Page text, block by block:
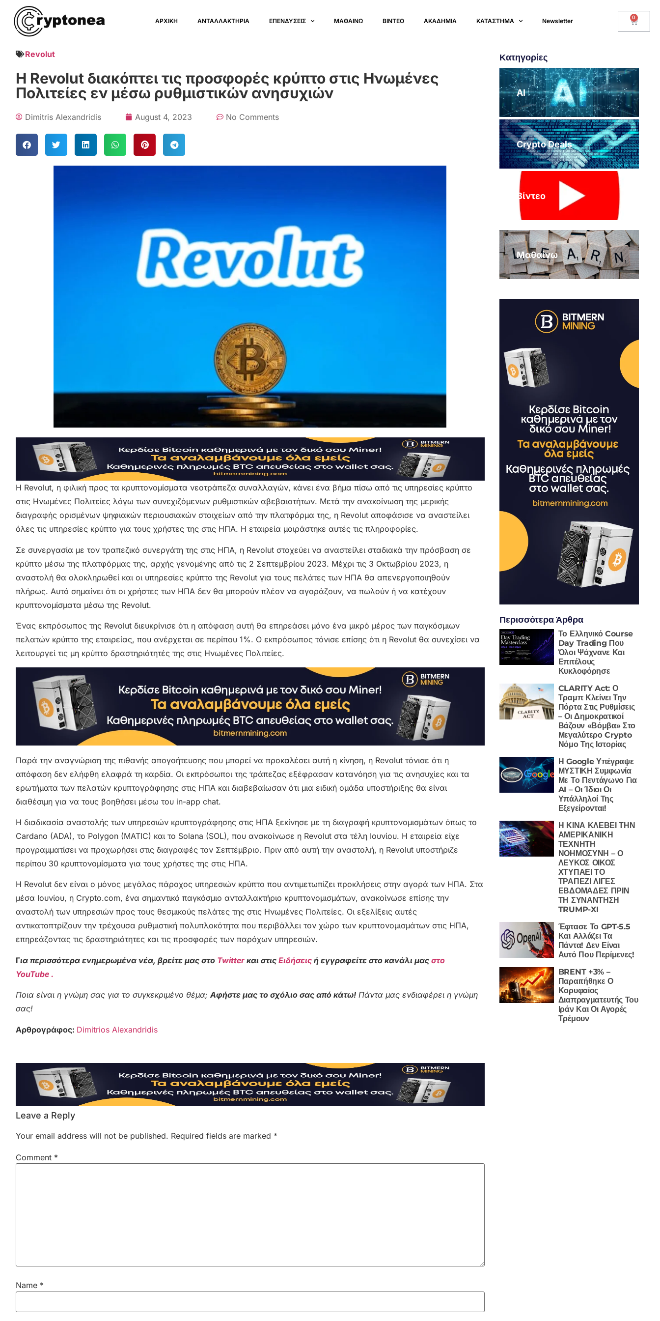
ΑΡΧΙΚΗ ΑΝΤΑΛΛΑΚΤΗΡΙΑ ΕΠΕΝΔΥΣΕΙΣ ΜΑΘΑΙΝΩ ΒΙΝΤΕΟ ΑΚΑΔΗΜΙΑ ΚΑΤΑΣΤΗΜΑ Newsletter 0
Revolut
Η Revolut διακόπτει τις προσφορές κρύπτο στις Ηνωμένες
Πολιτείες εν μέσω ρυθμιστικών ανησυχιών
Dimitris Alexandridis August 4, 2023 No Comments
Η Revolut, η φιλική προς τα κρυπτονομίσματα νεοτράπεζα συναλλαγών, κάνει ένα βήμα πίσω από τις υπηρεσίες κρύπτο
στις Ηνωμένες Πολιτείες λόγω των συνεχιζόμενων ρυθμιστικών αβεβαιοτήτων. Μετά την ανακοίνωση της μερικής
διαγραφής ορισμένων ψηφιακών περιουσιακών στοιχείων από την πλατφόρμα της, η Revolut αποφάσισε να αναστείλει
όλες τις υπηρεσίες κρύπτο για τους χρήστες της στις ΗΠΑ. Η εταιρεία μοιράστηκε αυτές τις πληροφορίες.
Σε συνεργασία με τον τραπεζικό συνεργάτη της στις ΗΠΑ, η Revolut στοχεύει να αναστείλει σταδιακά την πρόσβαση σε
κρύπτο μέσω της πλατφόρμας της, αρχής γενομένης από τις 2 Σεπτεμβρίου 2023. Μέχρι τις 3 Οκτωβρίου 2023, η
αναστολή θα ολοκληρωθεί και οι υπηρεσίες κρύπτο της Revolut για τους πελάτες των ΗΠΑ θα απενεργοποιηθούν
πλήρως. Αυτό σημαίνει ότι οι χρήστες των ΗΠΑ δεν θα μπορούν πλέον να αγοράζουν, να πωλούν ή να κατέχουν
κρυπτονομίσματα μέσω της Revolut.
Ένας εκπρόσωπος της Revolut διευκρίνισε ότι η απόφαση αυτή θα επηρεάσει μόνο ένα μικρό μέρος των παγκόσμιων
πελατών κρύπτο της εταιρείας, που ανέρχεται σε περίπου 1%. Ο εκπρόσωπος τόνισε επίσης ότι η Revolut θα συνεχίσει να
λειτουργεί τις μη κρύπτο δραστηριότητές της στις Ηνωμένες Πολιτείες.
Παρά την αναγνώριση της πιθανής απογοήτευσης που μπορεί να προκαλέσει αυτή η κίνηση, η Revolut τόνισε ότι η
απόφαση δεν ελήφθη ελαφρά τη καρδία. Οι εκπρόσωποι της τράπεζας εξέφρασαν κατανόηση για τις ανησυχίες και τα
ερωτήματα των πελατών κρυπτογράφησης στις ΗΠΑ και διαβεβαίωσαν ότι μια ειδική ομάδα υποστήριξης θα είναι
διαθέσιμη για να τους βοηθήσει μέσω του in-app chat.
Η διαδικασία αναστολής των υπηρεσιών κρυπτογράφησης στις ΗΠΑ ξεκίνησε με τη διαγραφή κρυπτονομισμάτων όπως το
Cardano (ADA), το Polygon (MATIC) και το Solana (SOL), που ανακοίνωσε η Revolut στα τέλη Ιουνίου. Η εταιρεία είχε
προγραμματίσει να προχωρήσει στις διαγραφές τον Σεπτέμβριο. Πριν από αυτή την αναστολή, η Revolut υποστήριζε
περίπου 30 κρυπτονομίσματα για τους χρήστες της στις ΗΠΑ.
Η Revolut δεν είναι ο μόνος μεγάλος πάροχος υπηρεσιών κρύπτο που αντιμετωπίζει προκλήσεις στην αγορά των ΗΠΑ. Στα
μέσα Ιουνίου, η Crypto.com, ένα σημαντικό παγκόσμιο ανταλλακτήριο κρυπτονομισμάτων, ανακοίνωσε επίσης την
αναστολή των υπηρεσιών προς τους θεσμικούς πελάτες της στις Ηνωμένες Πολιτείες. Οι εξελίξεις αυτές
αντικατοπτρίζουν την τρέχουσα ρυθμιστική πολυπλοκότητα που περιβάλλει τον χώρο των κρυπτονομισμάτων στις ΗΠΑ,
επηρεάζοντας τις δραστηριότητες και τις προσφορές των παρόχων υπηρεσιών.
Για περισσότερα ενημερωμένα νέα, βρείτε μας στο Twitter και στις Ειδήσεις ή εγγραφείτε στο κανάλι μας στο
YouTube .
Ποια είναι η γνώμη σας για το συγκεκριμένο θέμα;Αφήστε μας το σχόλιο σας από κάτω! Πάντα μας ενδιαφέρει η γνώμη
σας!
Αρθρογράφος: Dimitrios Alexandridis
Leave a Reply
Your email address will not be published. Required fields are marked *
Comment *
Name *
Κατηγορίες
AI
Crypto Deals
Βίντεο
Μαθαίνω
Περισσότερα Άρθρα
Το Ελληνικό Course
Day Trading Που
Όλοι Ψάχνανε Και
Επιτέλους
Κυκλοφόρησε
CLARITY Act: Ο
Τραμπ Κλείνει Την
Πόρτα Στις Ρυθμίσεις
– Οι Δημοκρατικοί
Βάζουν «Βόμβα» Στο
Μεγαλύτερο Crypto
Νόμο Της Ιστορίας
Η Google Υπέγραψε
ΜΥΣΤΙΚΗ Συμφωνία
Με Το Πεντάγωνο Για
AI – Οι Ίδιοι Οι
Υπάλληλοί Της
Εξεγείρονται!
Η ΚΙΝΑ ΚΛΕΒΕΙ ΤΗΝ
ΑΜΕΡΙΚΑΝΙΚΗ
ΤΕΧΝΗΤΗ
ΝΟΗΜΟΣΥΝΗ – Ο
ΛΕΥΚΟΣ ΟΙΚΟΣ
ΧΤΥΠΑΕΙ ΤΟ
ΤΡΑΠΕΖΙ ΛΙΓΕΣ
ΕΒΔΟΜΑΔΕΣ ΠΡΙΝ
ΤΗ ΣΥΝΑΝΤΗΣΗ
TRUMP-XI
Έφτασε Το GPT-5.5
Και Αλλάζει Τα
Πάντα! Δεν Είναι
Αυτό Που Περίμενες!
BRENT +3% –
Παραιτήθηκε Ο
Κορυφαίος
Διαπραγματευτής Του
Ιράν Και Οι Αγορές
Τρέμουν